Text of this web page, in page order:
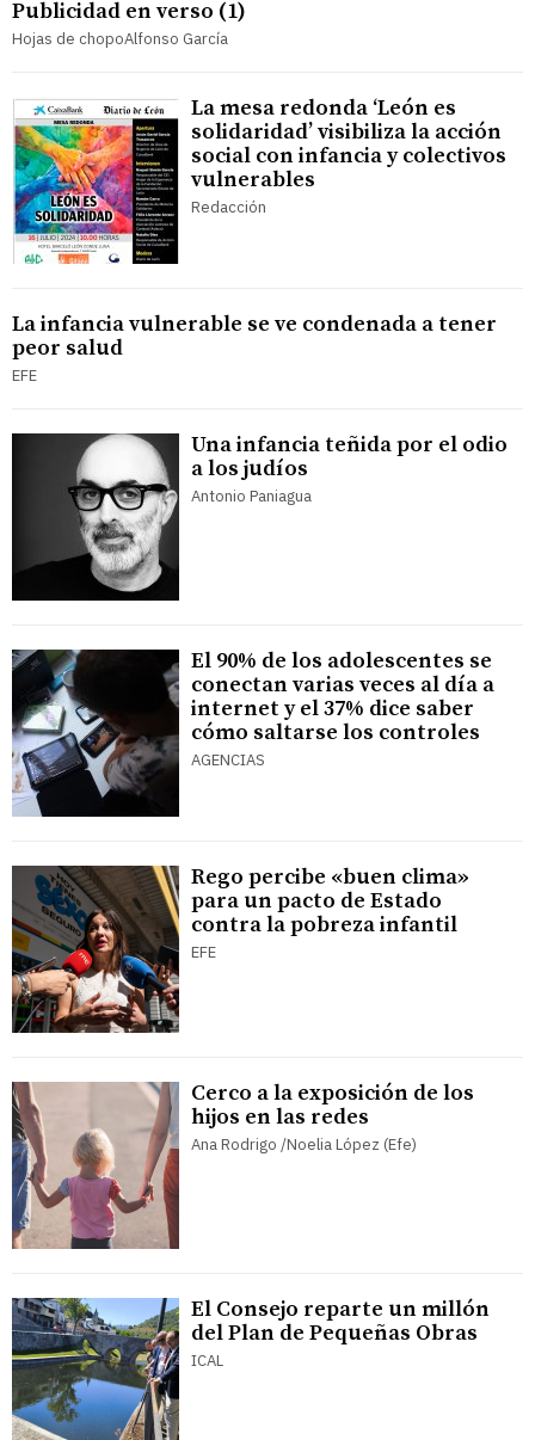
Publicidad en verso (1)
Hojas de chopoAlfonso García
La mesa redonda ‘León es
solidaridad’ visibiliza la acción
social con infancia y colectivos
vulnerables
Redacción
La infancia vulnerable se ve condenada a tener
peor salud
EFE
Una infancia teñida por el odio
a los judíos
Antonio Paniagua
El 90% de los adolescentes se
conectan varias veces al día a
internet y el 37% dice saber
cómo saltarse los controles
AGENCIAS
Rego percibe «buen clima»
para un pacto de Estado
contra la pobreza infantil
EFE
Cerco a la exposición de los
hijos en las redes
Ana Rodrigo /Noelia López (Efe)
El Consejo reparte un millón
del Plan de Pequeñas Obras
ICAL